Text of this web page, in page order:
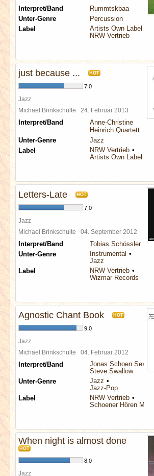
Interpret/Band
Rummtskbaa
Unter-Genre
Percussion
Label
Artists Own Label
NRW Vertrieb
just because ... HOT
7,0
Jazz
Michael Brinkschulte 24. Februar 2013
Interpret/Band
Anne-Christine
Heinrich Quartett
Unter-Genre
Jazz
Label
NRW Vertrieb
Artists Own Label
Letters-Late HOT
7,0
Jazz
Michael Brinkschulte 04. September 2012
Interpret/Band
Tobias Schössler
Unter-Genre
Instrumental
Jazz
Label
NRW Vertrieb
Wizmar Records
Agnostic Chant Book HOT
9,0
Jazz
Michael Brinkschulte 04. Februar 2012
Interpret/Band
Jonas Schoen Sextet
Steve Swallow
Unter-Genre
Jazz
Jazz-Pop
Label
NRW Vertrieb
Schoener Hören Music
When night is almost done
HOT
8,0
Jazz